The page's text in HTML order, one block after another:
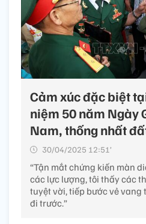
Cảm xúc đặc biệt
niệm 50 năm Ngày
Nam, thống nhất
30/04/2025 12:51’
“Tận mắt chứng kiến màn
các lực lượng, tôi thấy các
tuyệt vời, tiếp bước vẻ
đi trước.”